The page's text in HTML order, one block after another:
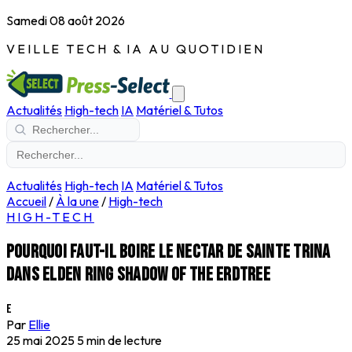
Samedi 08 août 2026
VEILLE TECH & IA AU QUOTIDIEN
Actualités High-tech IA Matériel & Tutos
Actualités High-tech IA Matériel & Tutos
Accueil/ À la une/ High-tech
HIGH-TECH
Pourquoi faut-il boire le nectar de Sainte Trina
dans Elden Ring Shadow of the Erdtree
E
Par Ellie
25 mai 2025 5 min de lecture